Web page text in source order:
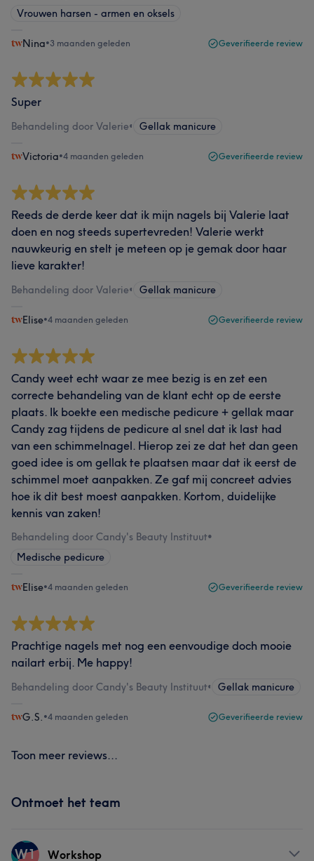
Vrouwen harsen - armen en oksels
Nina•3 maanden geleden Geverifieerde review
Super
Behandeling door Valerie• Gellak manicure
Victoria•4 maanden geleden Geverifieerde review
Reeds de derde keer dat ik mijn nagels bij Valerie laat
doen en nog steeds supertevreden! Valerie werkt
nauwkeurig en stelt je meteen op je gemak door haar
lieve karakter!
Behandeling door Valerie• Gellak manicure
Elise•4 maanden geleden Geverifieerde review
Candy weet echt waar ze mee bezig is en zet een
correcte behandeling van de klant echt op de eerste
plaats. Ik boekte een medische pedicure + gellak maar
Candy zag tijdens de pedicure al snel dat ik last had
van een schimmelnagel. Hierop zei ze dat het dan geen
goed idee is om gellak te plaatsen maar dat ik eerst de
schimmel moet aanpakken. Ze gaf mij concreet advies
hoe ik dit best moest aanpakken. Kortom, duidelijke
kennis van zaken!
Behandeling door Candy's Beauty Instituut•
Medische pedicure
Elise•4 maanden geleden Geverifieerde review
Prachtige nagels met nog een eenvoudige doch mooie
nailart erbij. Me happy!
Behandeling door Candy's Beauty Instituut• Gellak manicure
G.S. •4 maanden geleden Geverifieerde review
Toon meer reviews...
Ontmoet het team
W1 Workshop